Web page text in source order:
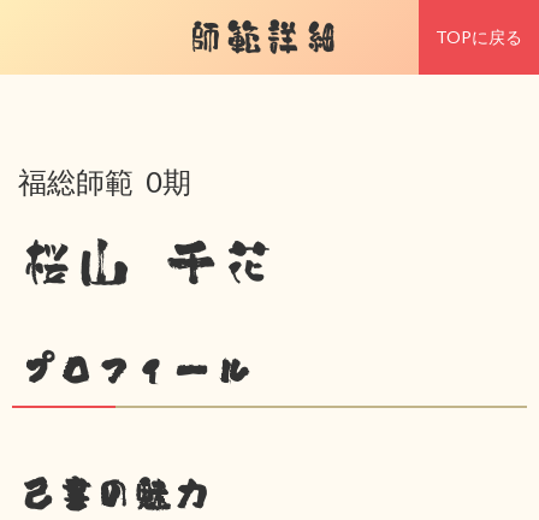
師範詳細 TOPに戻る
福総師範 0期
桜山 千花
プロフィール
己書の魅力